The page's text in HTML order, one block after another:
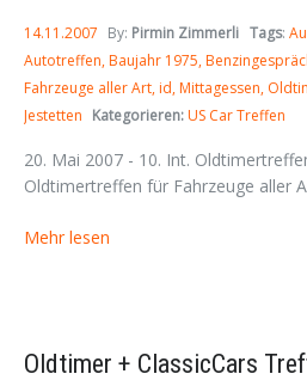
14.11.2007 By: Pirmin Zimmerli Tags:
Autotreffen Baujahr 1975
Fahrzeuge aller Art id Mittagessen
Jestetten Kategorieren:US Car Treffen
20. Mai 2007 - 10. Int.
Oldtimertreffen für Fahrzeuge aller
Mehr lesen
Oldtimer + ClassicCars